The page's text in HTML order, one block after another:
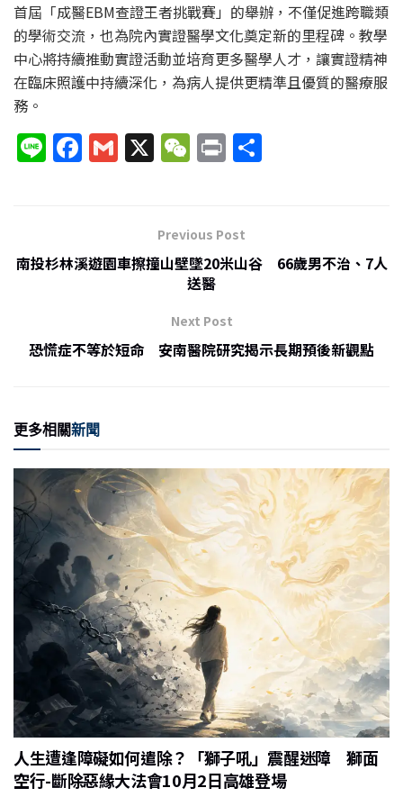
首屆「成醫EBM查證王者挑戰賽」的舉辦，不僅促進跨職類
的學術交流，也為院內實證醫學文化奠定新的里程碑。教學
中心將持續推動實證活動並培育更多醫學人才，讓實證精神
在臨床照護中持續深化，為病人提供更精準且優質的醫療服
務。
Li
n
F
a
b
k
G
m
X W
e
h
at
P
ri
Previous Post
南投杉林溪遊園車擦撞山壁墜20米山谷 66歲男不治、7人
送醫
Next Post
恐慌症不等於短命 安南醫院研究揭示長期預後新觀點
更多相關新聞
人生遭逢障礙如何遣除？「獅子吼」震醒迷障 獅面
空行-斷除惡緣大法會10月2日高雄登場